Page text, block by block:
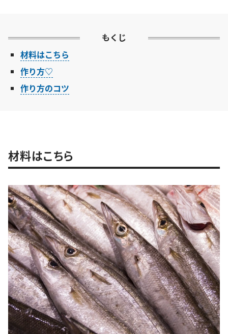
もくじ
材料はこちら
作り方♡
作り方のコツ
材料はこちら